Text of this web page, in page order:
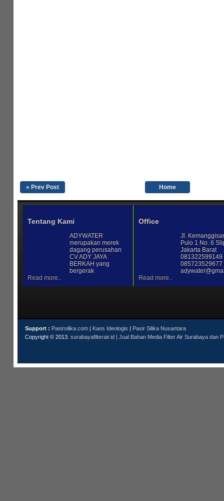
« Prev Post Home
Tentang Kami
ADYWATER
merupakan merek
dagang perusahan
CV ADY JAYA
BERKAH yang
bergerak
Read more..
Office
Jl.
Pulo 1 No. 6
Jakarta Barat
081322599149
085723529677
Read more..
Support : Pasirsilika.com | Kaos Ideologis | Pasir Silika Nusantara
Copyright © 2013. surabayafilterair.id | Jual Bahan Media Filter Air Surabaya dan